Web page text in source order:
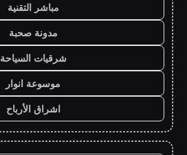
مباشر التقنية
مدونة صحبة
شرقيات السياحة
موسوعة انوار
اشراق الأرباح